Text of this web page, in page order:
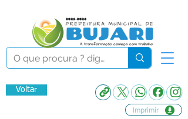
Voltar
Imprimir